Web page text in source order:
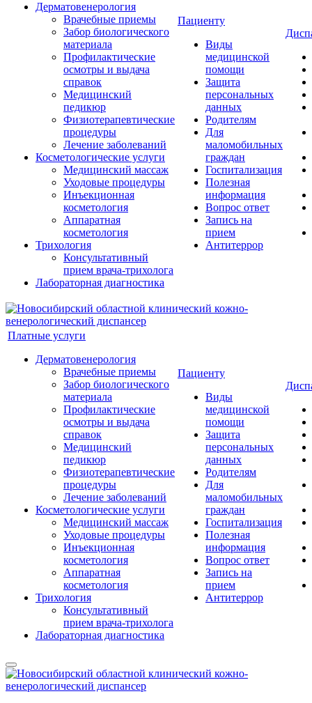
Дерматовенерология
Врачебные приемы
Забор биологического
материала
Профилактические
осмотры и выдача
справок
Медицинский
педикюр
Физиотерапевтические
процедуры
Лечение заболеваний
Косметологические услуги
Медицинский массаж
Уходовые процедуры
Инъекционная
косметология
Аппаратная
косметология
Трихология
Консультативный
прием врача-трихолога
Лабораторная диагностика
Пациенту
Виды
медицинской
помощи
Защита
персональных
данных
Родителям
Для
маломобильных
граждан
Госпитализация
Полезная
информация
Вопрос ответ
Запись на
прием
Антитеррор
Платные услуги
Дерматовенерология
Врачебные приемы
Забор биологического
материала
Профилактические
осмотры и выдача
справок
Медицинский
педикюр
Физиотерапевтические
процедуры
Лечение заболеваний
Косметологические услуги
Медицинский массаж
Уходовые процедуры
Инъекционная
косметология
Аппаратная
косметология
Трихология
Консультативный
прием врача-трихолога
Лабораторная диагностика
Пациенту
Виды
медицинской
помощи
Защита
персональных
данных
Родителям
Для
маломобильных
граждан
Госпитализация
Полезная
информация
Вопрос ответ
Запись на
прием
Антитеррор